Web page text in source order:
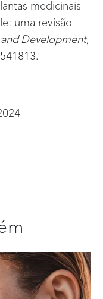
medicinais
uma revisão
Development,